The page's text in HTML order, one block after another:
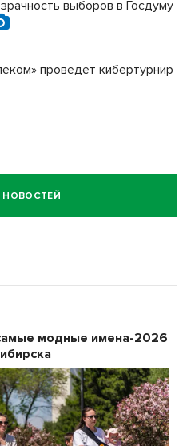
выборов в Госдуму
проведет кибертурнир
модные имена-2026